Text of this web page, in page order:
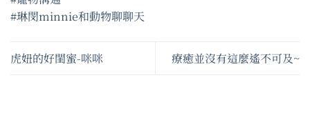
#琳閔minnie和動物聊聊天
虎妞的好閨蜜-咪咪 療癒並沒有這麼遙不可及~